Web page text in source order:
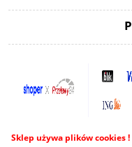
Sklep używa plików